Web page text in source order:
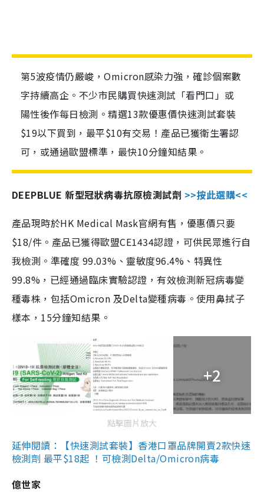
第5波疫情仍嚴峻，Omicron感染力強，確診個案數
字持續高企。不少市民購買快速測試「看門口」或
陽性後作每日檢測。精選13款優惠價快速測試套裝
$19以下買到，最平$10有交易！產品已獲衛生署認
可，或通過歐盟標準，最快10分鐘知結果。
DEEPBLUE 新型冠狀病毒抗原檢測試劑 >>按此選購<<
產品現時於HK Medical Mask官網有售，優惠價只要
$18/件。產品已獲得歐盟CE1434認證，可供民眾進行自
我檢測。準確度 99.03%、靈敏度96.4%、特異性
99.8%，已經通過臨床實驗認證，有效檢測新冠病毒變
種毒株，包括Omicron 及Delta變種病毒。使用鼻拭子
樣本，15分鐘知結果。
+2
點擊圖片放大
延伸閱讀：【快速測試套裝】香港口罩品牌開賣2款快速
檢測劑 最平$18起 ！可檢測Delta/Omicron病毒
億世家